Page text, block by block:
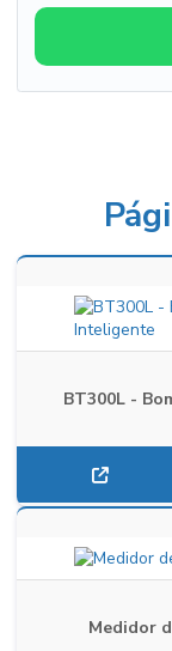
BT300L -
Medidor